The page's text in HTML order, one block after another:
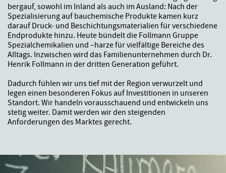
bergauf, sowohl im Inland als auch im Ausland: Nach der
Spezialisierung auf bauchemische Produkte kamen kurz
darauf Druck- und Beschichtungsmaterialien für verschiedene
Endprodukte hinzu. Heute bündelt die Follmann Gruppe
Spezialchemikalien und –harze für vielfältige Bereiche des
Alltags. Inzwischen wird das Familienunternehmen durch Dr.
Henrik Follmann in der dritten Generation geführt.
Dadurch fühlen wir uns tief mit der Region verwurzelt und
legen einen besonderen Fokus auf Investitionen in unseren
Standort. Wir handeln vorausschauend und entwickeln uns
stetig weiter. Damit werden wir den steigenden
Anforderungen des Marktes gerecht.